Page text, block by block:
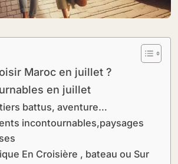
Maroc en juillet ?
en juillet
battus, aventure…
incontournables,paysages
En Croisière , bateau ou Sur